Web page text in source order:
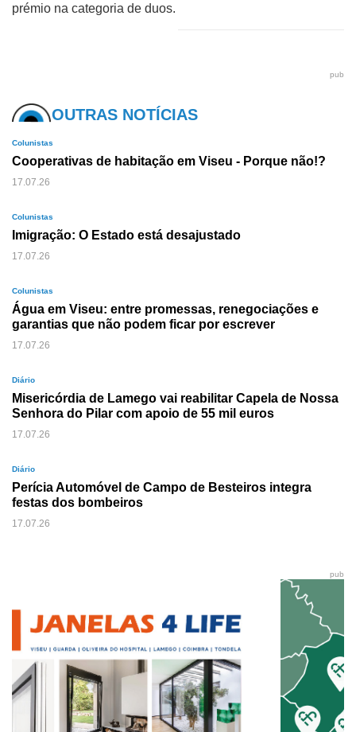
prémio na categoria de duos.
pub
OUTRAS NOTÍCIAS
Colunistas
Cooperativas de habitação em Viseu - Porque não!?
17.07.26
Colunistas
Imigração: O Estado está desajustado
17.07.26
Colunistas
Água em Viseu: entre promessas, renegociações e
garantias que não podem ficar por escrever
17.07.26
Diário
Misericórdia de Lamego vai reabilitar Capela de Nossa
Senhora do Pilar com apoio de 55 mil euros
17.07.26
Diário
Perícia Automóvel de Campo de Besteiros integra
festas dos bombeiros
17.07.26
pub